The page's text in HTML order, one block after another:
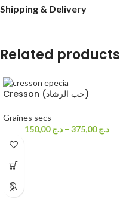
Shipping & Delivery
Related products
Cresson (حب الرشاد)
Graines secs
د.ج150,00 – د.ج375,00